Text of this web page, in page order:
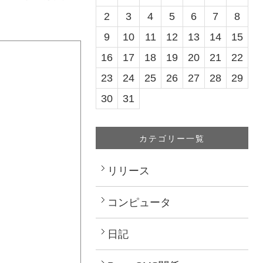
2
3 4 5 6 7
8
9
10 11 12 13 14
15
16
17 18 19 20 21
22
23
24 25 26 27 28
29
30
31
カテゴリー一覧
リリース
コンピュータ
日記